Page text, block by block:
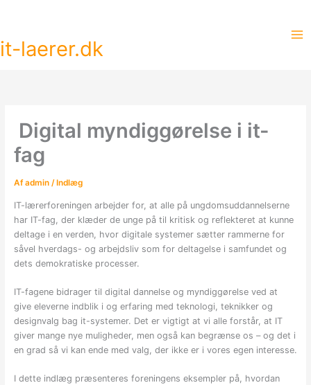
it-laerer.dk
Digital myndiggørelse i it-
fag
Afadmin /Indlæg
IT-lærerforeningen arbejder for, at alle på ungdomsuddannelserne
har IT-fag, der klæder de unge på til kritisk og reflekteret at kunne
deltage i en verden, hvor digitale systemer sætter rammerne for
såvel hverdags- og arbejdsliv som for deltagelse i samfundet og
dets demokratiske processer.
IT-fagene bidrager til digital dannelse og myndiggørelse ved at
give eleverne indblik i og erfaring med teknologi, teknikker og
designvalg bag it-systemer. Det er vigtigt at vi alle forstår, at IT
giver mange nye muligheder, men også kan begrænse os – og det i
en grad så vi kan ende med valg, der ikke er i vores egen interesse.
I dette indlæg præsenteres foreningens eksempler på, hvordan